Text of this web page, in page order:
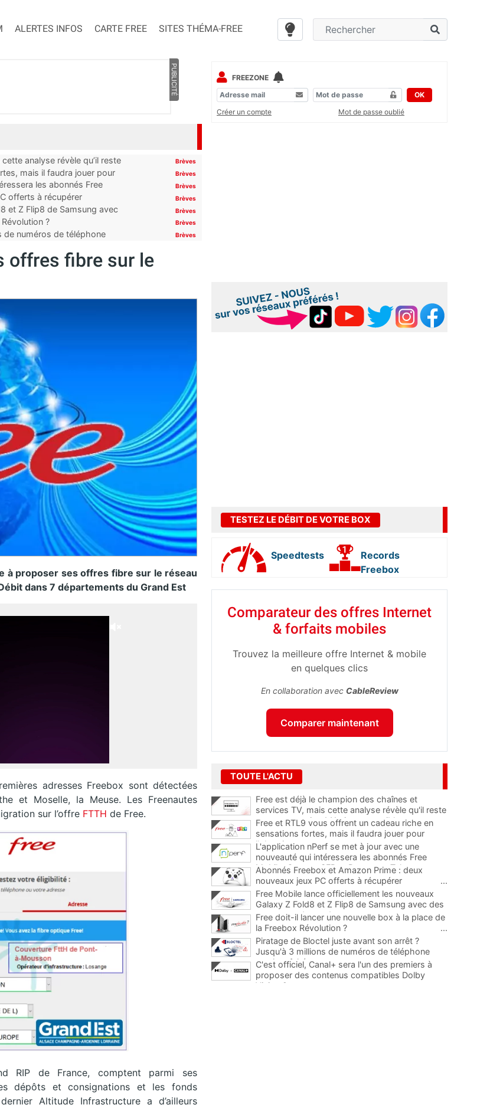
ALERTES INFOS CARTE FREE SITES THÉMA-FREE
PUBLICITÉ
analyse révèle qu’il reste
Brèves
mais il faudra jouer pour
Brèves
les abonnés Free
Brèves
offerts à récupérer Brèves
et Z Flip8 de Samsung avec
Brèves
? Brèves
de numéros de téléphone
Brèves
offres fibre sur le
à proposer ses offres fibre sur le réseau
dans 7 départements du Grand Est
adresses Freebox sont détectées
et Moselle, la Meuse. Les Freenautes
sur l’offre FTTH de Free.
RIP de France, comptent parmi ses
dépôts et consignations et les fonds
Altitude Infrastructure a d’ailleurs
FREEZONE
OK
Créer un compte
Mot de passe oublié
TESTEZ LE DÉBIT DE VOTRE BOX
Speedtests
Records
Freebox
Comparateur des offres Internet
& forfaits mobiles
Trouvez la meilleure offre Internet & mobile
en quelques clics
En collaboration avec CableReview
Comparer maintenant
TOUTE L'ACTU
Free est déjà le champion des chaînes et
services TV, mais cette analyse révèle qu'il reste
encore au moins 141 ajouts possibles
Free et RTL9 vous offrent un cadeau riche en
sensations fortes, mais il faudra jouer pour
l'obtenir
L'application nPerf se met à jour avec une
nouveauté qui intéressera les abonnés Free
Mobile, Orange, SFR et Bouygues Telecom
Abonnés Freebox et Amazon Prime : deux
nouveaux jeux PC offerts à récupérer
...
Free Mobile lance officiellement les nouveaux
Galaxy Z Fold8 et Z Flip8 de Samsung avec des
promos et des cadeaux
...
Free doit-il lancer une nouvelle box à la place de
la Freebox Révolution ?
...
Piratage de Bloctel juste avant son arrêt ?
Jusqu'à 3 millions de numéros de téléphone
auraient fuité
C'est officiel, Canal+ sera l'un des premiers à
proposer des contenus compatibles Dolby
Vision 2